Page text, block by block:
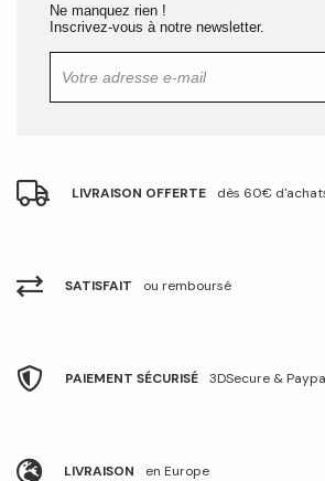
Ne manquez rien !
Inscrivez-vous à notre newsletter.
LIVRAISON OFFERTE dès 60€
SATISFAIT ou remboursé
PAIEMENT SÉCURISÉ 3DSecure &
LIVRAISON en Europe